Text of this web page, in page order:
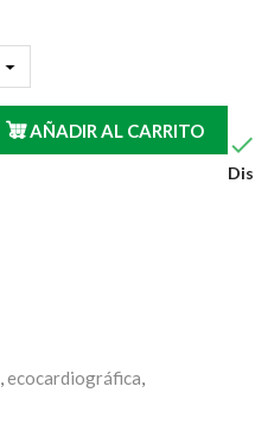
AÑADIR AL CARRITO

,ecocardiográfica,